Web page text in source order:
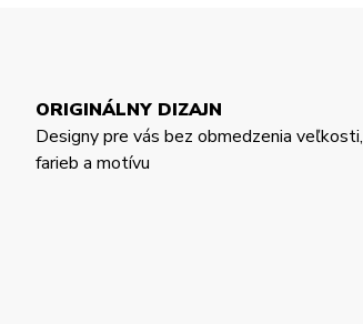
ORIGINÁLNY DIZAJN
Designy pre vás bez obmedzenia veľkosti,
farieb a motívu